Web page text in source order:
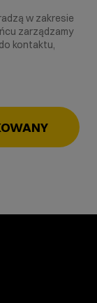
w zakresie
zarządzamy
kontaktu,